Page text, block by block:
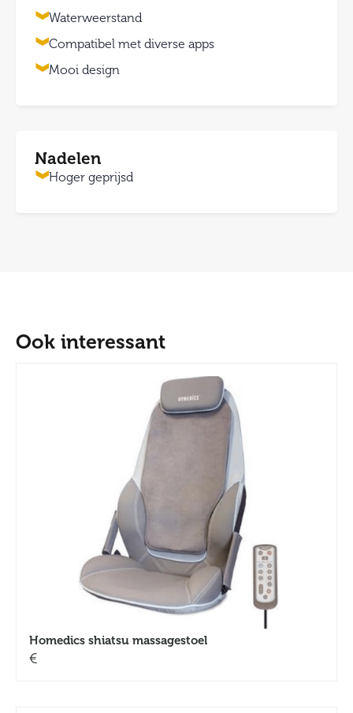
Waterweerstand
Compatibel met diverse apps
Mooi design
Nadelen
Hoger geprijsd
Ook interessant
Homedics shiatsu massagestoel
€